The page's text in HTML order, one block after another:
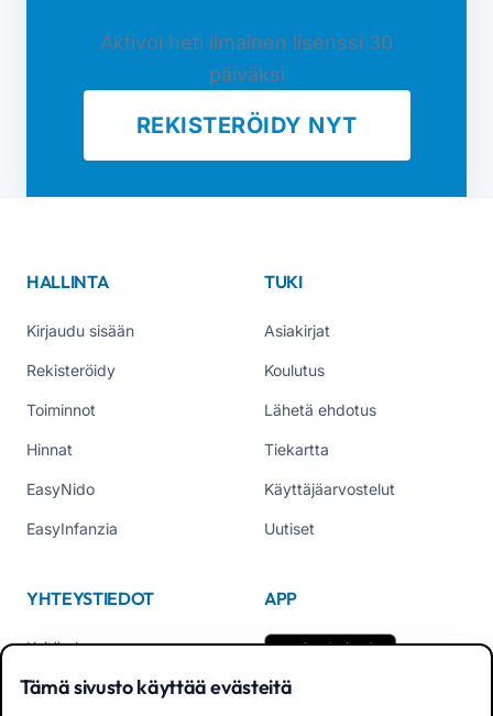
Aktivoi heti ilmainen lisenssi 30
päiväksi
REKISTERÖIDY NYT
HALLINTA
Kirjaudu sisään
Rekisteröidy
Toiminnot
Hinnat
EasyNido
EasyInfanzia
TUKI
Asiakirjat
Koulutus
Lähetä ehdotus
Tiekartta
Käyttäjäarvostelut
Uutiset
YHTEYSTIEDOT
Keitä olemme
Ota yhteyttä
APP
Tämä sivusto käyttää evästeitä